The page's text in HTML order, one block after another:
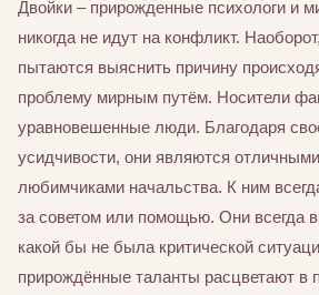
Двойки – прирожденные психологи и
никогда не идут на конфликт.
пытаются выяснить причину
проблему мирным путём. Носители
уравновешенные люди. Благодаря
усидчивости, они являются
любимчиками начальства. К ним
за советом или помощью. Они всегда
какой бы не была критической
прирождённые таланты расцветают в